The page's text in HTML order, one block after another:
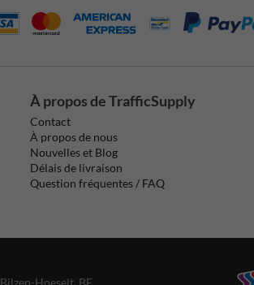
À propos de TrafficSupply
Contact
À propos de nous
Nouvelles et Blog
Délais de livraison
Question fréquentes / FAQ
Bilzen-Hoeselt, BE